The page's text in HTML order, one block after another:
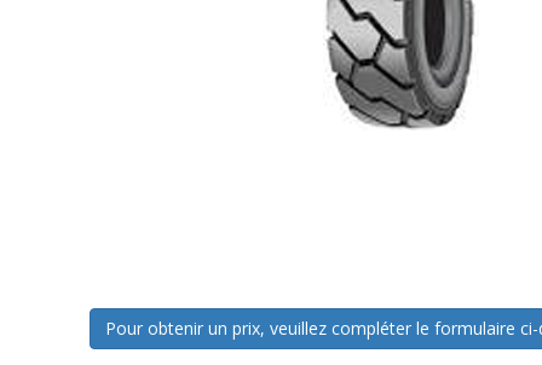
Pour obtenir un prix, veuillez compléter le formulaire